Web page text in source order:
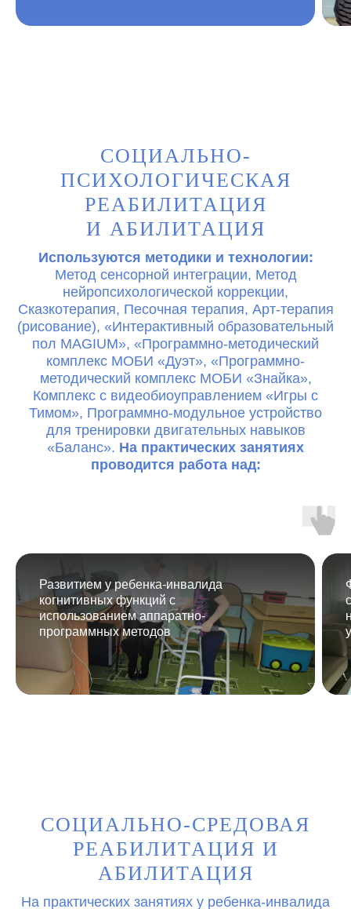
СОЦИАЛЬНО-
ПСИХОЛОГИЧЕСКАЯ
РЕАБИЛИТАЦИЯ
И АБИЛИТАЦИЯ
Используются методики и технологии:
Метод сенсорной интеграции, Метод
нейропсихологической коррекции,
Сказкотерапия, Песочная терапия, Арт-терапия
(рисование), «Интерактивный образовательный
пол MAGIUM», «Программно-методический
комплекс МОБИ «Дуэт», «Программно-
методический комплекс МОБИ «Знайка»,
Комплекс с видеобиоуправлением «Игры с
Тимом», Программно-модульное устройство
для тренировки двигательных навыков
«Баланс». На практических занятиях
проводится работа над:
Развитием у ребенка-инвалида
когнитивных функций с
использованием аппаратно-
программных методов
СОЦИАЛЬНО-СРЕДОВАЯ
РЕАБИЛИТАЦИЯ И
АБИЛИТАЦИЯ
На практических занятиях у ребенка-инвалида